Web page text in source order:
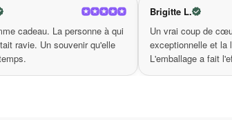
Michele B.
Achetée comme cadeau. La personne à qui
je l'ai offert était ravie. Un souvenir qu'elle